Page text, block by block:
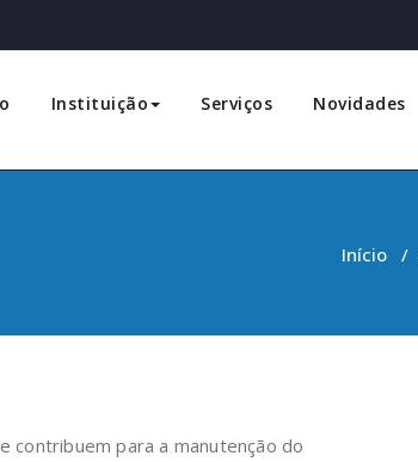
Instituição Serviços Novidades
Início /
contribuem para a manutenção do